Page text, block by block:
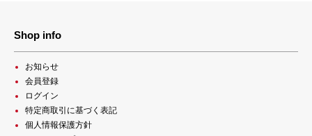
Shop info
お知らせ
会員登録
ログイン
特定商取引に基づく表記
個人情報保護方針